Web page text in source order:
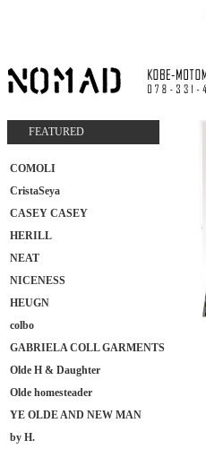
FEATURED
COMOLI
CristaSeya
CASEY CASEY
HERILL
NEAT
NICENESS
HEUGN
colbo
GABRIELA COLL GARMENTS
Olde H & Daughter
Olde homesteader
YE OLDE AND NEW MAN
by H.